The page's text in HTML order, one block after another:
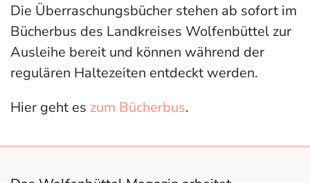
Die Überraschungsbücher stehen ab sofort im
Bücherbus des Landkreises Wolfenbüttel zur
Ausleihe bereit und können während der
regulären Haltezeiten entdeckt werden.
Hier geht es zum Bücherbus.